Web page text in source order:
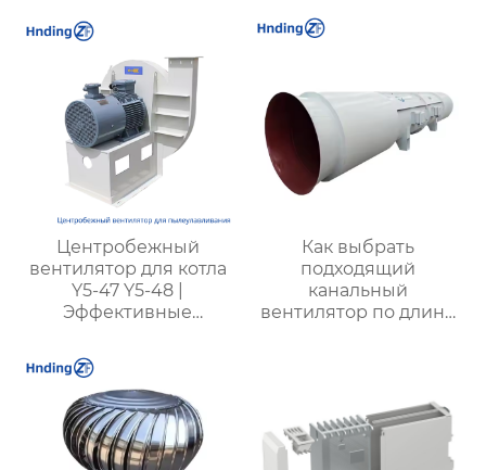
эффективность для
сложных условий
Центробежный
вентилятор для котла
Y5-47 Y5-48 |
Эффективные
промышленных
котлов | Для котлов с
углем разных типов
Как выбрать
подходящий
канальный
вентилятор по длине